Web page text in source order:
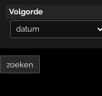
Volgorde